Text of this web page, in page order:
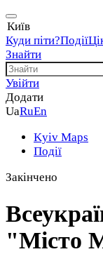
Київ
Куди піти?Події
Знайти
Увійти
Додати
UaRuEn
Kyiv Maps
Події
Закінчено
"Місто